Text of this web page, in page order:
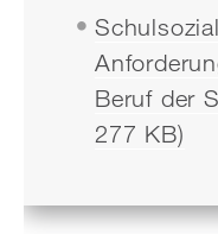
Beruf der
277 KB)